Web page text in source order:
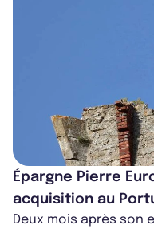
Épargne Pierre
acquisition au
Deux mois après son